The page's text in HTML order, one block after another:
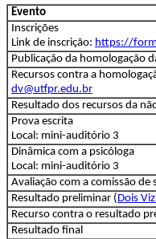
Evento
Inscrições
Link de inscrição: https://
Publicação da homologação
Recursos contra a
dv@utfpr.edu.br
Resultado dos recursos da
Prova escrita
Local: mini-auditório 3
Dinâmica com a psicóloga
Local: mini-auditório 3
Avaliação com a comissão de
Resultado preliminar (Dois
Recurso contra o resultado
Resultado final